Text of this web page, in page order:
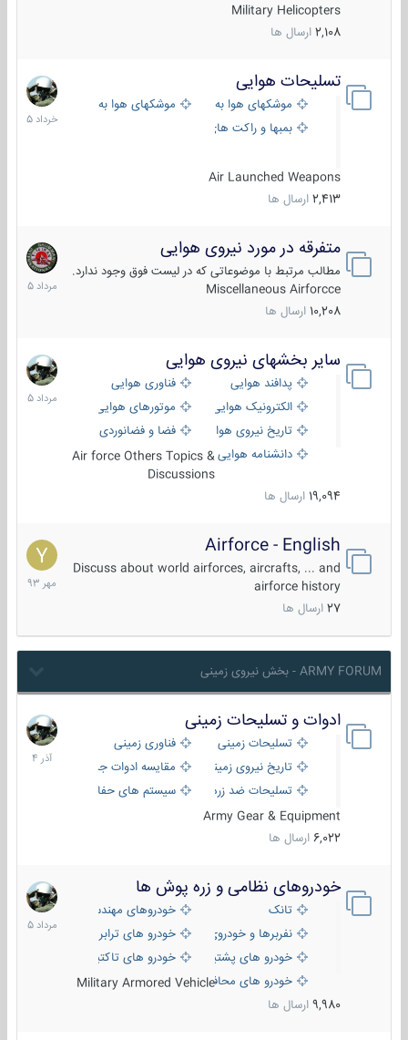
Military Helicopters
2,108 ارسال ها
تسلیحات هوایی
موشکهای هوا به هوا
موشکهای هوا به سطح
بمبها و راکت های هوایی
Air Launched Weapons
2,413 ارسال ها
30
خرداد
1405
متفرقه در مورد نیروی هوایی
مطالب مرتبط با موضوعاتی که در لیست فوق وجود ندارد.
Miscellaneous Airforcce
10,208 ارسال ها
7
مرداد
1405
سایر بخشهای نیروی هوایی
پدافند هوایی
فناوری هوایی
الکترونیک هوایی
موتورهای هوایی
تاریخ نیروی هوایی
فضا و فضانوردی
دانشنامه هواییAir force Others Topics &
Discussions
19,094 ارسال ها
2
مرداد
1405
Airforce - English
Discuss about world airforces, aircrafts, ... and
airforce history
27 ارسال ها
15
مهر
1393
ARMY FORUM - بخش نیروی زمینی
ادوات و تسلیحات زمینی
تسلیحات زمینی
فناوری زمینی
تاریخ نیروی زمینی
مقایسه ادوات جنگی
تسلیحات ضد زره
سیستم های حفاظت فعال
Army Gear & Equipment
6,022 ارسال ها
21
آذر
1404
خودروهای نظامی و زره پوش ها
تانک
خودروهای مهندسی
نفربرها و خودروی های رزمی پیاده نظام
خودرو های ترابری نظامی
خودرو های پشتیبانی آتش ، شناسایی و ضد تانک
خودرو های تاکتیکی نظامی
خودرو های محافظت شدهMilitary Armored Vehicle
9,980 ارسال ها
2
مرداد
1405